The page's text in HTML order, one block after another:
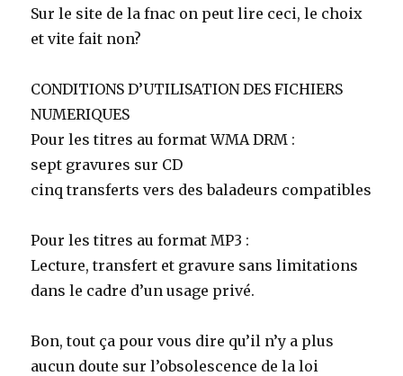
Sur le site de la fnac on peut lire ceci, le choix
et vite fait non?
CONDITIONS D’UTILISATION DES FICHIERS
NUMERIQUES
Pour les titres au format WMA DRM :
sept gravures sur CD
cinq transferts vers des baladeurs compatibles
Pour les titres au format MP3 :
Lecture, transfert et gravure sans limitations
dans le cadre d’un usage privé.
Bon, tout ça pour vous dire qu’il n’y a plus
aucun doute sur l’obsolescence de la loi